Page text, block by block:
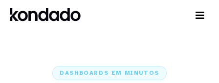
DASHBOARDS EM MINUTOS